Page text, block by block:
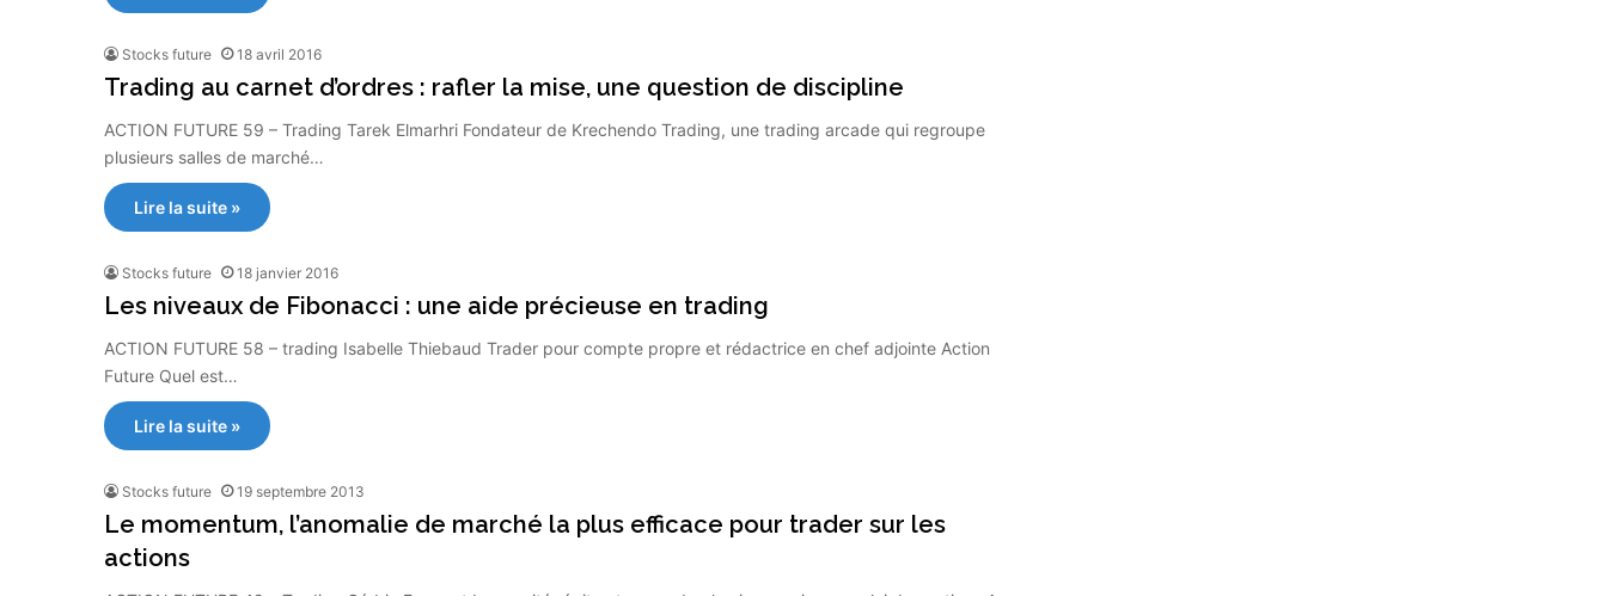
Stocks future 18 avril 2016
Trading au carnet d’ordres : rafler la mise, une question de discipline
ACTION FUTURE 59 – Trading Tarek Elmarhri Fondateur de Krechendo Trading, une trading arcade qui regroupe
plusieurs salles de marché…
Lire la suite »
Stocks future 18 janvier 2016
Les niveaux de Fibonacci : une aide précieuse en trading
ACTION FUTURE 58 – trading Isabelle Thiebaud Trader pour compte propre et rédactrice en chef adjointe Action
Future Quel est…
Lire la suite »
Stocks future 19 septembre 2013
Le momentum, l’anomalie de marché la plus efficace pour trader sur les
actions